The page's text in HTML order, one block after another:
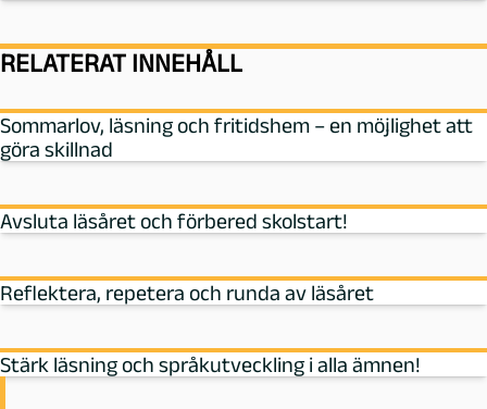
RELATERAT INNEHÅLL
Sommarlov, läsning och fritidshem – en möjlighet att
göra skillnad
Avsluta läsåret och förbered skolstart!
Reflektera, repetera och runda av läsåret
Stärk läsning och språkutveckling i alla ämnen!